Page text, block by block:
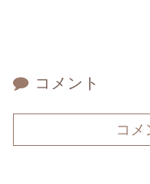
コメント
コメ